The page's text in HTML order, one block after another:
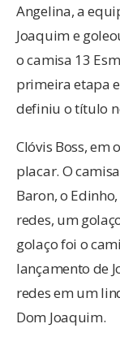
Angelina, a
Joaquim e
o camisa 13
primeira etapa
definiu o título
Clóvis Boss, em
placar. O
Baron, o
redes, um
golaço foi o
lançamento de
redes em um
Dom Joaquim.